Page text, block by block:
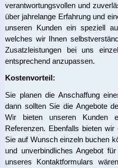
verantwortungsvollen und
über jahrelange Erfahrung und
unseren Kunden ein speziell
welches wir Ihnen
Zusatzleistungen bei uns
entsprechend anzupassen.
Kostenvorteil:
Sie planen die Anschaffung
dann sollten Sie die Angebote
Wir bieten unseren Kunden
Referenzen. Ebenfalls bieten
Sie auf Wunsch einzeln buchen
und unverbindliches Angebot
unseres Kontaktformulars